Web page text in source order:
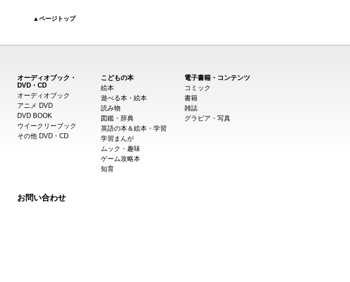
▲ページトップ
オーディオブック・
DVD・CD
オーディオブック
アニメ DVD
DVD BOOK
ウイークリーブック
その他 DVD・CD
こどもの本
絵本
遊べる本・絵本
読み物
図鑑・辞典
英語の本＆絵本・学習
学習まんが
ムック・趣味
ゲーム攻略本
知育
電子書籍・コンテンツ
コミック
書籍
雑誌
グラビア・写真
お問い合わせ